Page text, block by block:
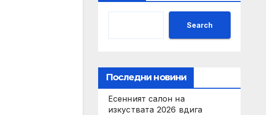
Search
Последни новини
Есенният салон на
изкуствата 2026 вдига